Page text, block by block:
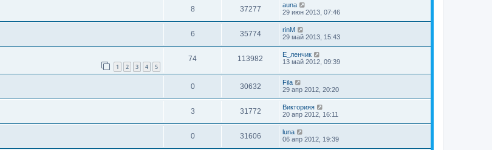
8 37277
auna
29 июн 2013, 07:46
6 35774
rinM
29 май 2013, 15:43
1 2 3 4 5
74 113982
Е_ленчик
13 май 2012, 09:39
0 30632
Fila
29 апр 2012, 20:20
3 31772
Викторияя
20 апр 2012, 16:11
0 31606
luna
06 апр 2012, 19:39